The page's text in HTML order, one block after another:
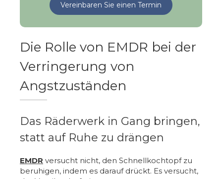
Vereinbaren Sie einen Termin
Die Rolle von EMDR bei der
Verringerung von
Angstzuständen
Das Räderwerk in Gang bringen,
statt auf Ruhe zu drängen
EMDR versucht nicht, den Schnellkochtopf zu
beruhigen, indem es darauf drückt. Es versucht,